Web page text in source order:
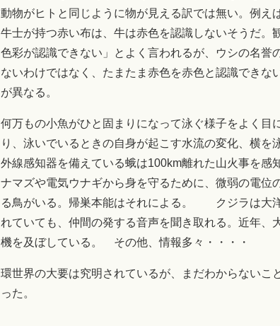
動物がヒトと同じように物が見える訳では無い。例え
牛士が持つ赤い布は、牛は赤色を認識しないそうだ。
色彩が認識できない」とよく言われるが、ウシの名誉
ないわけではなく、たまたま赤色を赤色と認識できな
が異なる。
何万もの小魚がひと固まりになって泳ぐ様子をよく目
り、泳いでいるときの自身が起こす水流の変化、横
外線感知器を備えている蛾は100km離れた山火事を感
ナマズや電気ウナギから身を守るために、微弱の電位
る鳥がいる。帰巣本能はそれによる。 クジラは大
れていても、仲間の発する音声を聞き取れる。近年
機を及ぼしている。 その他、情報多々・・・・
環世界の大要は究明されているが、まだわからないこ
った。